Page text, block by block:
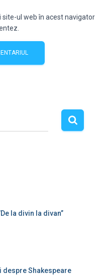
ul web în acest navigator
la divin la divan”
Shakespeare